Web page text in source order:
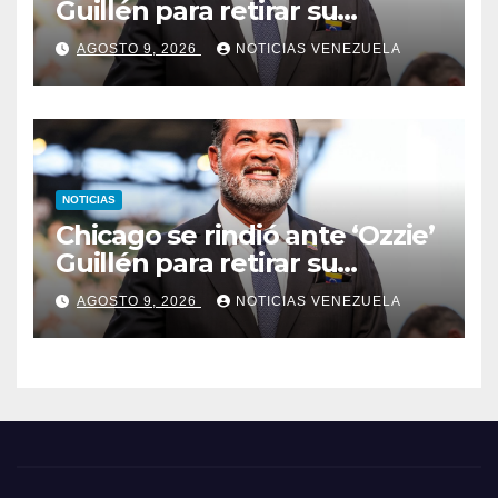
Guillén para retirar su
número
AGOSTO 9, 2026 NOTICIAS VENEZUELA
NOTICIAS
Chicago se rindió ante ‘Ozzie’
Guillén para retirar su
número
AGOSTO 9, 2026 NOTICIAS VENEZUELA